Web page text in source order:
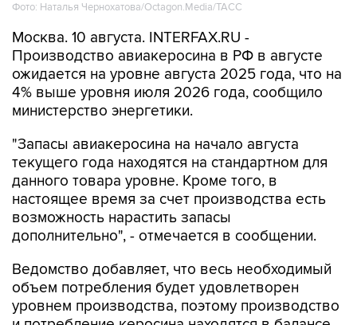
Фото: Наталья Чернохатова/Octagon.Media/ТАСС
Москва. 10 августа. INTERFAX.RU -
Производство авиакеросина в РФ в августе
ожидается на уровне августа 2025 года, что на
4% выше уровня июля 2026 года, сообщило
министерство энергетики.
"Запасы авиакеросина на начало августа
текущего года находятся на стандартном для
данного товара уровне. Кроме того, в
настоящее время за счет производства есть
возможность нарастить запасы
дополнительно", - отмечается в сообщении.
Ведомство добавляет, что весь необходимый
объем потребления будет удовлетворен
уровнем производства, поэтому производство